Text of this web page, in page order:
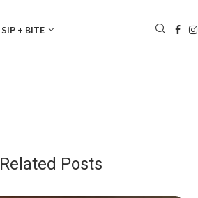
SIP + BITE
Related Posts